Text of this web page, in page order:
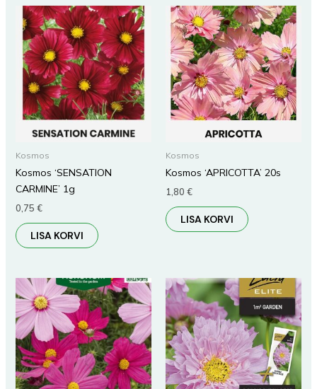
Kosmos
Kosmos ‘SENSATION
CARMINE’ 1g
0,75 €
LISA KORVI
Kosmos
Kosmos ‘APRICOTTA’ 20s
1,80 €
LISA KORVI